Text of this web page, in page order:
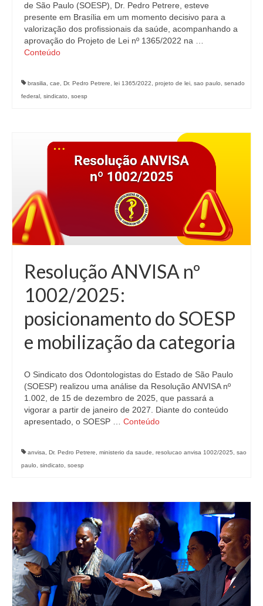
de São Paulo (SOESP), Dr. Pedro Petrere, esteve
presente em Brasília em um momento decisivo para a
valorização dos profissionais da saúde, acompanhando a
aprovação do Projeto de Lei nº 1365/2022 na …
Conteúdo
brasilia cae Dr. Pedro Petrere lei 1365/2022 projeto de lei sao paulo
senado
federal sindicato soesp
Resolução ANVISA nº
1002/2025:
posicionamento do SOESP
e mobilização da categoria
O Sindicato dos Odontologistas do Estado de São Paulo
(SOESP) realizou uma análise da Resolução ANVISA nº
1.002, de 15 de dezembro de 2025, que passará a
vigorar a partir de janeiro de 2027. Diante do conteúdo
apresentado, o SOESP … Conteúdo
anvisa, Dr. Pedro Petrere, ministerio da saude, resolucao anvisa 1002/2025, sao
paulo, sindicato, soesp